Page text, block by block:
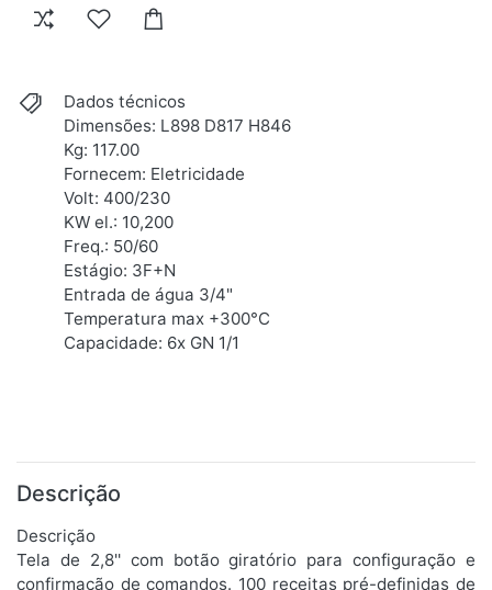
Dados técnicos
Dimensões: L898 D817 H846
Kg: 117.00
Fornecem: Eletricidade
Volt: 400/230
KW el.: 10,200
Freq.: 50/60
Estágio: 3F+N
Entrada de água 3/4"
Temperatura max +300°C
Capacidade: 6x GN 1/1
Descrição
Descrição
Tela de 2,8'' com botão giratório para configuração e
confirmação de comandos. 100 receitas pré-definidas de